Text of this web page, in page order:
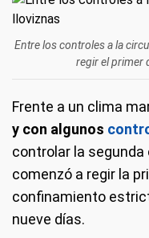
Entre los controles a la
regir el primer
Frente a un clima
y con algunos
controlar la segunda
comenzó a regir la
confinamiento
nueve días.